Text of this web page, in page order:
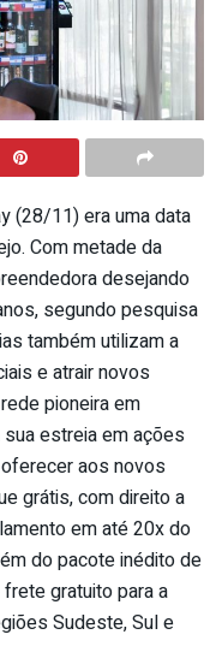
(28/11) era uma data
Com metade da
desejando
segundo pesquisa
também utilizam a
e atrair novos
pioneira em
estreia em ações
aos novos
grátis, com direito a
em até 20x do
do pacote inédito de
gratuito para a
Sudeste, Sul e